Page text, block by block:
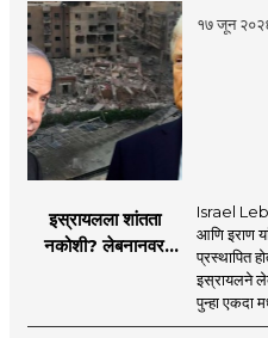
१७ जून
इस्रायलला शांतता
नकोशी? लेबनानवर
इराण-अमेरिकेत आरोप-
Israel
आणि इराण
प्रस्थापित
इस्रायलने
पुन्हा एकदा